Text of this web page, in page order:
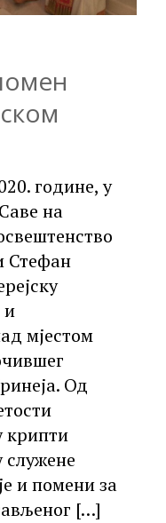
године, у
на
Стефан
и
мјестом
Од
крипти
служене
и помени за
[…]